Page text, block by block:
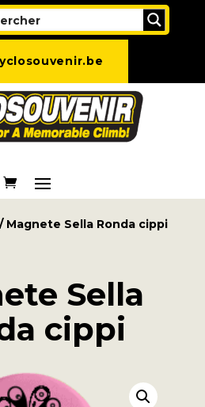
Magnete Sella Ronda cippi
Sella
cippi